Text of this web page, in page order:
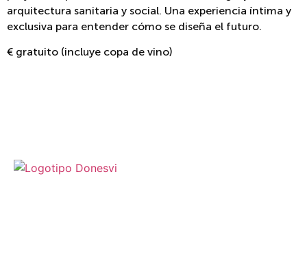
arquitectura sanitaria y social. Una experiencia íntima y
exclusiva para entender cómo se diseña el futuro.
€ gratuito (incluye copa de vino)